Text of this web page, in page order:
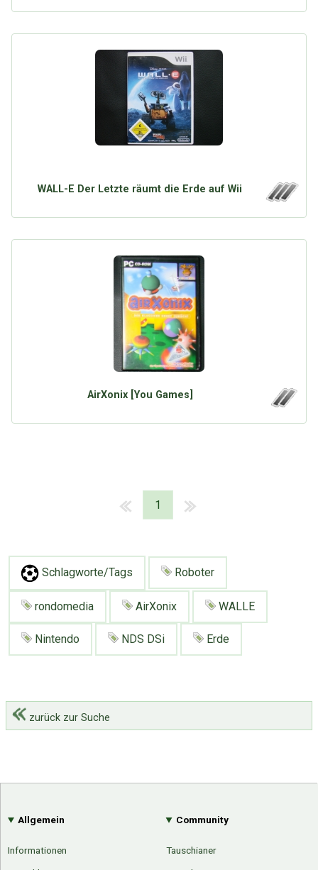
WALL-E Der Letzte räumt die Erde auf Wii
AirXonix [You Games]
1
Schlagworte/Tags Roboter
rondomedia AirXonix WALLE
Nintendo NDS DSi Erde
zurück zur Suche
Allgemein
Informationen
Community
Tauschianer